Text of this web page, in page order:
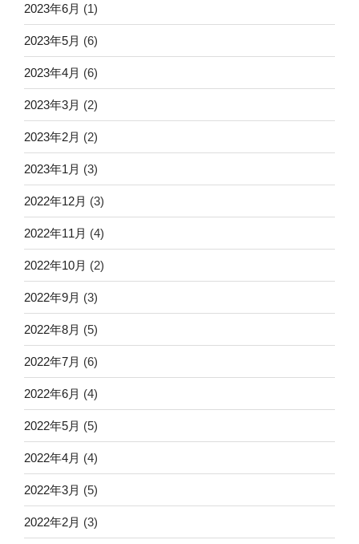
2023年6月 (1)
2023年5月 (6)
2023年4月 (6)
2023年3月 (2)
2023年2月 (2)
2023年1月 (3)
2022年12月 (3)
2022年11月 (4)
2022年10月 (2)
2022年9月 (3)
2022年8月 (5)
2022年7月 (6)
2022年6月 (4)
2022年5月 (5)
2022年4月 (4)
2022年3月 (5)
2022年2月 (3)